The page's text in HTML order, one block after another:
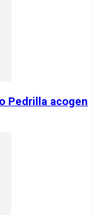
Pedrilla acogen